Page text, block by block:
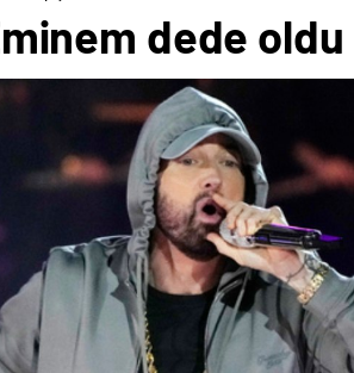
dede oldu